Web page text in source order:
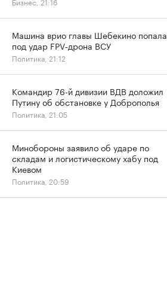
Машина врио главы Шебекино попала
под удар FPV‑дрона ВСУ
Политика, 21:12
Командир 76-й дивизии ВДВ доложил
Путину об обстановке у Доброполья
Политика, 21:05
Минобороны заявило об ударе по
складам и логистическому хабу под
Киевом
Политика, 20:59